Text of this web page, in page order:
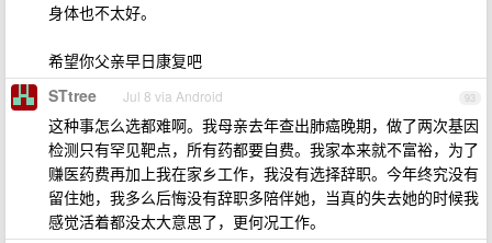
身体也不太好。
希望你父亲早日康复吧
93
STtree Jul 8 via Android
这种事怎么选都难啊。我母亲去年查出肺癌晚期，做了两次基因
检测只有罕见靶点，所有药都要自费。我家本来就不富裕，为了
赚医药费再加上我在家乡工作，我没有选择辞职。今年终究没有
留住她，我多么后悔没有辞职多陪伴她，当真的失去她的时候我
感觉活着都没太大意思了，更何况工作。